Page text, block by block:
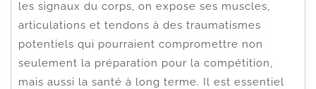
les signaux du corps, on expose ses muscles,
articulations et tendons à des traumatismes
potentiels qui pourraient compromettre non
seulement la préparation pour la compétition,
mais aussi la santé à long terme. Il est essentiel